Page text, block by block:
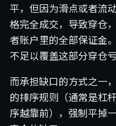
平，但因为滑点或者流
格完全成交，导致穿仓
者账户里的全部保证金
不足以覆盖这部分穿仓
而承担缺口的方式之一
的排序规则（通常是杠
序越靠前），强制平掉